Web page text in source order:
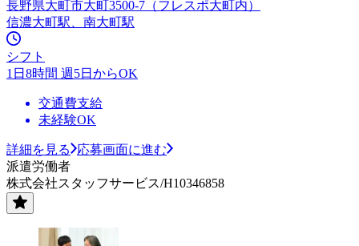
長野県大町市大町3500-7（フレスポ大町内）
信濃大町駅、南大町駅
シフト
1日8時間 週5日からOK
交通費支給
未経験OK
詳細を見る
応募画面に進む
派遣労働者
株式会社スタッフサービス/H10346858